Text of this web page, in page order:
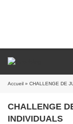
Accueil » CHALLENGE DE
CHALLENGE
INDIVIDUALS